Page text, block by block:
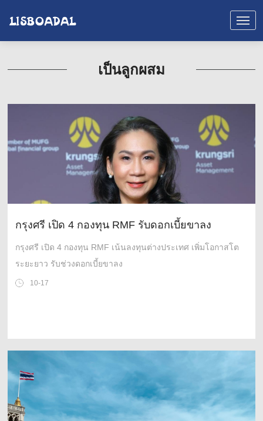
เป็นลูกผสม
กรุงศรี เปิด 4 กองทุน RMF รับดอกเบี้ยขาลง
กรุงศรี เปิด 4 กองทุน RMF เน้นลงทุนต่างประเทศ เพิ่มโอกาสโต
ระยะยาว รับช่วงดอกเบี้ยขาลง
10-17